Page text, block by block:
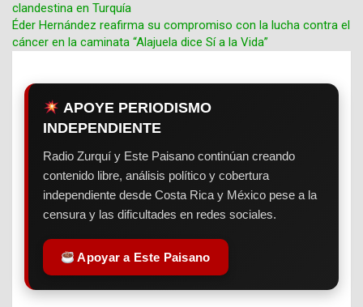
Navegación
de
entradas
clandestina en Turquía
Éder Hernández reafirma su compromiso con la lucha contra el
cáncer en la caminata “Alajuela dice Sí a la Vida”
APOYE PERIODISMO
INDEPENDIENTE
Radio Zurquí y Este Paisano continúan creando
contenido libre, análisis político y cobertura
independiente desde Costa Rica y México pese a la
censura y las dificultades en redes sociales.
Apoyar a Este Paisano